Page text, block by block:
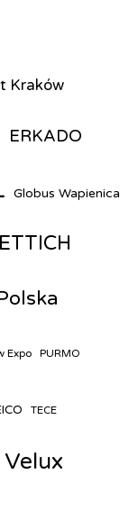
Kraków
ERKADO
Globus Wapienica
Expo PURMO
TECE
Velux